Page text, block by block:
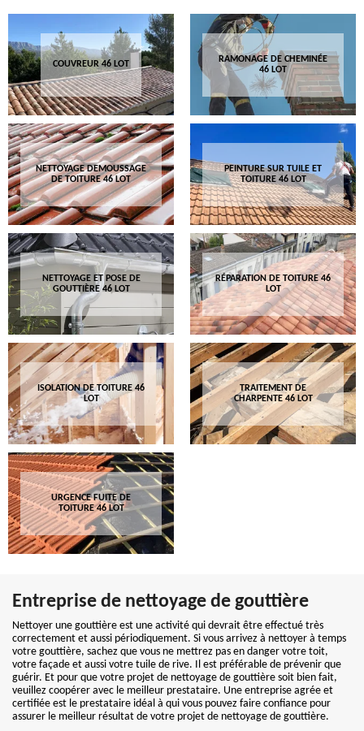
COUVREUR 46 LOT
RAMONAGE DE CHEMINÉE
46 LOT
NETTOYAGE DEMOUSSAGE
DE TOITURE 46 LOT
PEINTURE SUR TUILE ET
TOITURE 46 LOT
NETTOYAGE ET POSE DE
GOUTTIÈRE 46 LOT
RÉPARATION DE TOITURE 46
LOT
ISOLATION DE TOITURE 46
LOT
TRAITEMENT DE
CHARPENTE 46 LOT
URGENCE FUITE DE
TOITURE 46 LOT
Entreprise de nettoyage de gouttière
Nettoyer une gouttière est une activité qui devrait être effectué très
correctement et aussi périodiquement. Si vous arrivez à nettoyer à temps
votre gouttière, sachez que vous ne mettrez pas en danger votre toit,
votre façade et aussi votre tuile de rive. Il est préférable de prévenir que
guérir. Et pour que votre projet de nettoyage de gouttière soit bien fait,
veuillez coopérer avec le meilleur prestataire. Une entreprise agrée et
certifiée est le prestataire idéal à qui vous pouvez faire confiance pour
assurer le meilleur résultat de votre projet de nettoyage de gouttière.